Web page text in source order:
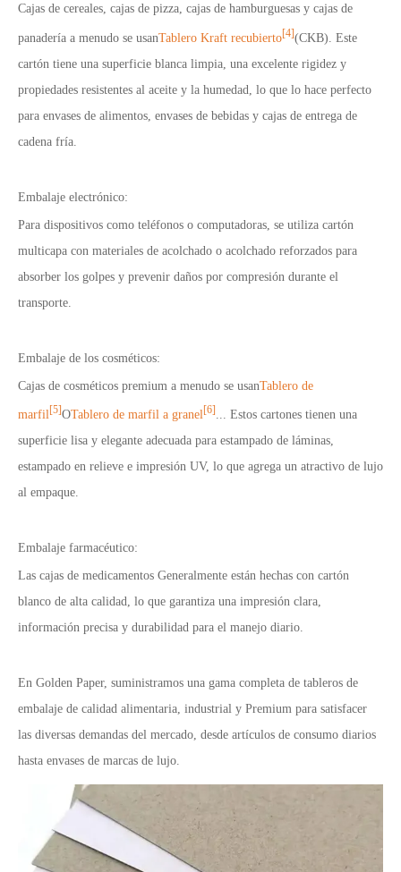
Cajas de cereales, cajas de pizza, cajas de hamburguesas y cajas de
panadería a menudo se usanTablero Kraft recubierto[4](CKB). Este
cartón tiene una superficie blanca limpia, una excelente rigidez y
propiedades resistentes al aceite y la humedad, lo que lo hace perfecto
para envases de alimentos, envases de bebidas y cajas de entrega de
cadena fría.
Embalaje electrónico:
Para dispositivos como teléfonos o computadoras, se utiliza cartón
multicapa con materiales de acolchado o acolchado reforzados para
absorber los golpes y prevenir daños por compresión durante el
transporte.
Embalaje de los cosméticos:
Cajas de cosméticos premium a menudo se usanTablero de
marfil [5] OTablero de marfil a granel [6] ... Estos cartones tienen una
superficie lisa y elegante adecuada para estampado de láminas,
estampado en relieve e impresión UV, lo que agrega un atractivo de lujo
al empaque.
Embalaje farmacéutico:
Las cajas de medicamentos Generalmente están hechas con cartón
blanco de alta calidad, lo que garantiza una impresión clara,
información precisa y durabilidad para el manejo diario.
En Golden Paper, suministramos una gama completa de tableros de
embalaje de calidad alimentaria, industrial y Premium para satisfacer
las diversas demandas del mercado, desde artículos de consumo diarios
hasta envases de marcas de lujo.